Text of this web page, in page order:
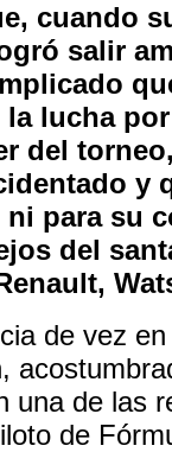
cuando
salir
la lucha
del
y
ni para su
del
de vez
una de las
de